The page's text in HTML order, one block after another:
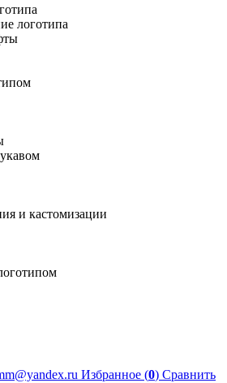
логотипа
и кастомизации
Избранное (0) Сравнить